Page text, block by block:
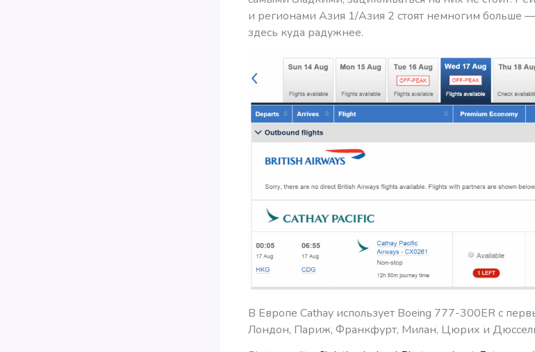
и регионами Азия 1/Азия 2 стоят немногим больше
здесь куда радужнее.
В Европе Cathay использует Boeing 777-300ER с
Лондон, Париж, Франкфурт, Милан, Цюрих и